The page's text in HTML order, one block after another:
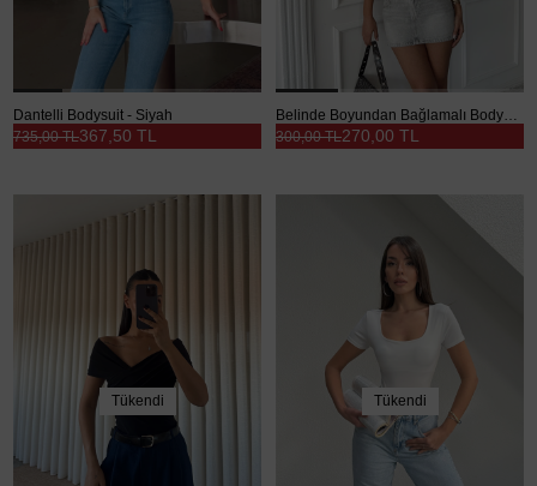
Dantelli Bodysuit - Siyah
367,50 TL
735,00 TL
Belinde Boyundan Bağlamalı Bodysuit Siyah - Siyah
270,00 TL
300,00 TL
Tükendi Tükendi